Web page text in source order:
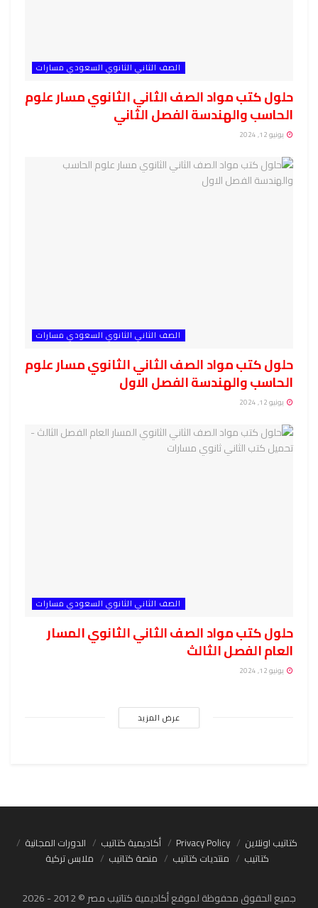
الصف الثاني الثانوي السعودي مسارات
حلول كتب مواد الصف الثاني الثانوي مسار علوم
الحاسب والهندسة الفصل الثاني
يونيو 12, 2024
الصف الثاني الثانوي السعودي مسارات
حلول كتب مواد الصف الثاني الثانوي مسار علوم
الحاسب والهندسة الفصل الاول
يونيو 12, 2024
الصف الثاني الثانوي السعودي مسارات
حلول كتب مواد الصف الثاني الثانوي المسار
العام الفصل الثالث
يونيو 12, 2024
عرض المزيد
كتاتيب اونلاين Privacy Policy أكاديمية كتاتيب
الدورات المجانية
كتاتيب
منتديات كتاتيب منصة كتاتيب ملابس تركية
جميع الحقوق محفوظة لموقع أكاديمية كتاتيب مصر © 2012 - 2026